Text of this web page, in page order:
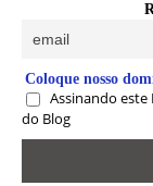
Coloque nosso
Assinando este
do Blog